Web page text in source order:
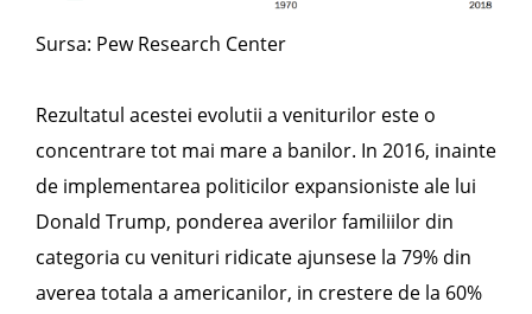
Sursa: Pew Research Center
Rezultatul acestei evolutii a veniturilor este o
concentrare tot mai mare a banilor. In 2016, inainte
de implementarea politicilor expansioniste ale lui
Donald Trump, ponderea averilor familiilor din
categoria cu venituri ridicate ajunsese la 79% din
averea totala a americanilor, in crestere de la 60%